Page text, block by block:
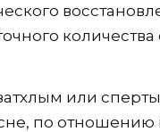
или
по отношению